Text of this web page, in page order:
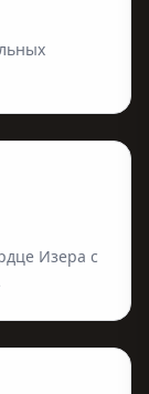
Изера с